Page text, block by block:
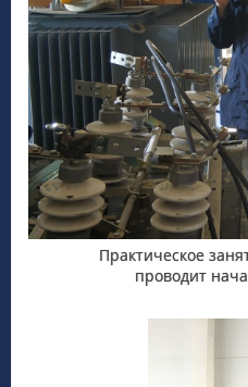
Практическое
проводит